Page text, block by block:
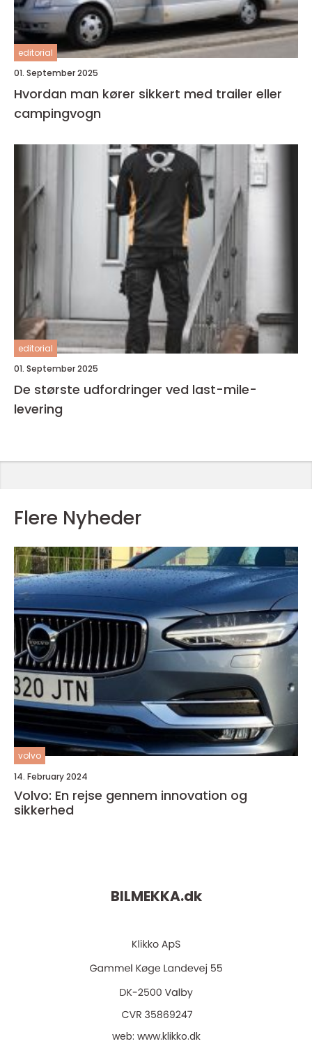
editorial
01. September 2025
Hvordan man kører sikkert med trailer eller
campingvogn
editorial
01. September 2025
De største udfordringer ved last-mile-
levering
Flere Nyheder
volvo
14. February 2024
Volvo: En rejse gennem innovation og
sikkerhed
BILMEKKA.dk
web: www.klikko.dk